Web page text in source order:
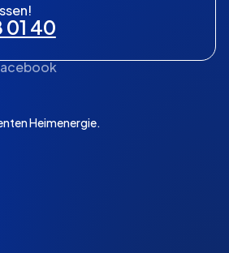
01 40
Heimenergie.